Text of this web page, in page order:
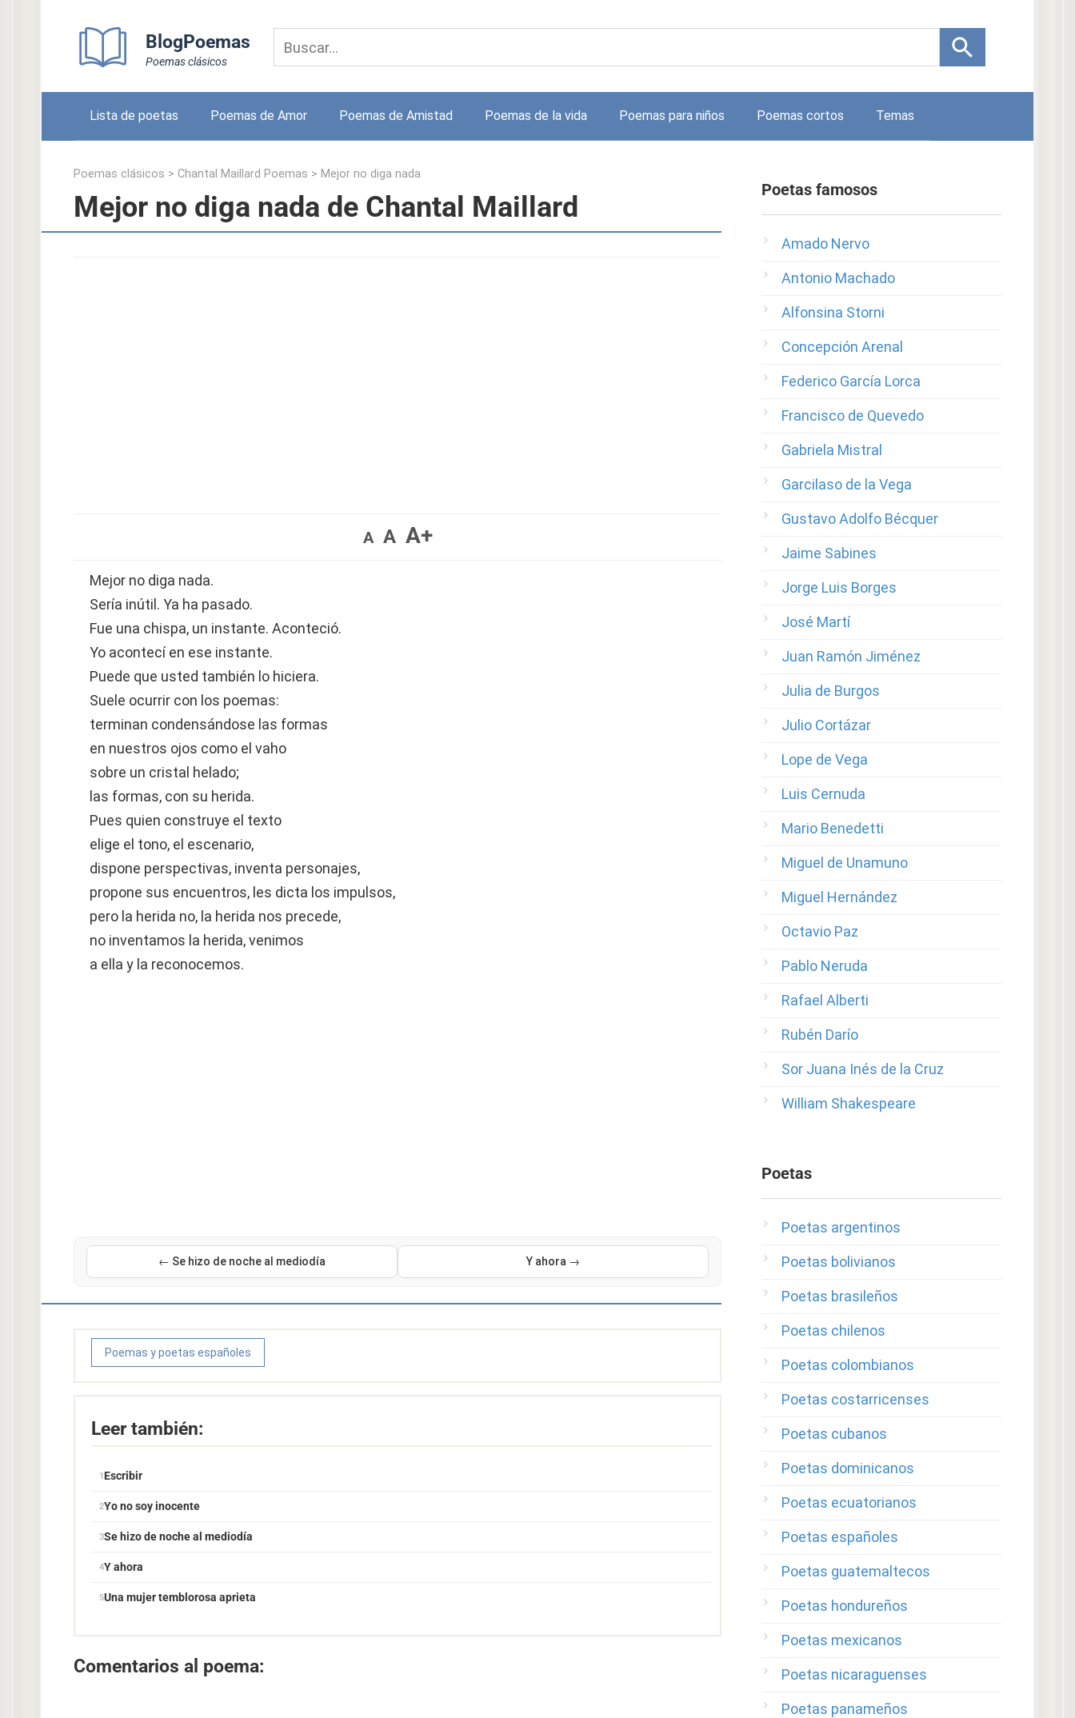
BlogPoemas
Poemas clásicos
Lista de poetas Poemas de Amor Poemas de Amistad Poemas de la vida Poemas para niños Poemas cortos Temas
Poemas clásicos > Chantal Maillard Poemas > Mejor no diga nada
Mejor no diga nada de Chantal Maillard
A A A+
Mejor no diga nada.
Sería inútil. Ya ha pasado.
Fue una chispa, un instante. Aconteció.
Yo acontecí en ese instante.
Puede que usted también lo hiciera.
Suele ocurrir con los poemas:
terminan condensándose las formas
en nuestros ojos como el vaho
sobre un cristal helado;
las formas, con su herida.
Pues quien construye el texto
elige el tono, el escenario,
dispone perspectivas, inventa personajes,
propone sus encuentros, les dicta los impulsos,
pero la herida no, la herida nos precede,
no inventamos la herida, venimos
a ella y la reconocemos.
← Se hizo de noche al mediodía Y ahora →
Poemas y poetas españoles
Leer también:
Escribir
Yo no soy inocente
Se hizo de noche al mediodía
Y ahora
Una mujer temblorosa aprieta
Comentarios al poema:
Poetas famosos
Amado Nervo
Antonio Machado
Alfonsina Storni
Concepción Arenal
Federico García Lorca
Francisco de Quevedo
Gabriela Mistral
Garcilaso de la Vega
Gustavo Adolfo Bécquer
Jaime Sabines
Jorge Luis Borges
José Martí
Juan Ramón Jiménez
Julia de Burgos
Julio Cortázar
Lope de Vega
Luis Cernuda
Mario Benedetti
Miguel de Unamuno
Miguel Hernández
Octavio Paz
Pablo Neruda
Rafael Alberti
Rubén Darío
Sor Juana Inés de la Cruz
William Shakespeare
Poetas
Poetas argentinos
Poetas bolivianos
Poetas brasileños
Poetas chilenos
Poetas colombianos
Poetas costarricenses
Poetas cubanos
Poetas dominicanos
Poetas ecuatorianos
Poetas españoles
Poetas guatemaltecos
Poetas hondureños
Poetas mexicanos
Poetas nicaraguenses
Poetas panameños